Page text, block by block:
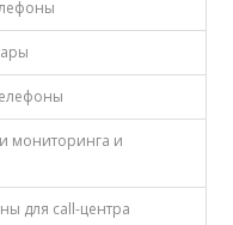
и
для call-центра